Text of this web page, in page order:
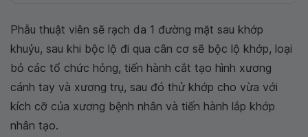
Phẫu thuật viên sẽ rạch da 1 đường mặt sau khớp
khuỷu, sau khi bộc lộ đi qua cân cơ sẽ bộc lộ khớp, loại
bỏ các tổ chức hỏng, tiến hành cắt tạo hình xương
cánh tay và xương trụ, sau đó thử khớp cho vừa với
kích cỡ của xương bệnh nhân và tiến hành lắp khớp
nhân tạo.